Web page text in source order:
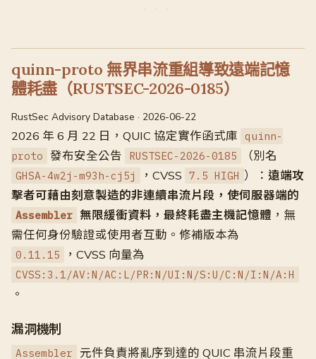
quinn-proto 無界串流重組導致遠端記憶
體耗盡（RUSTSEC-2026-0185）
RustSec Advisory Database · 2026-06-22
2026 年 6 月 22 日，QUIC 協定實作函式庫
quinn-
proto 發布安全公告 RUSTSEC-2026-0185 （別名
GHSA-4w2j-m93h-cj5j ，CVSS 7.5 HIGH ）： 遠端攻
擊者可藉由刻意製造的非連續串流片段，使伺服器端的
Assembler 無限緩衝資料，最終耗盡主機記憶體 ，無
需任何身份驗證或使用者互動。修補版本為
0.11.15 ，CVSS 向量為
CVSS:3.1/AV:N/AC:L/PR:N/UI:N/S:U/C:N/I:N/A:H
。
漏洞機制
Assembler 元件負責將亂序到達的 QUIC 串流片段重